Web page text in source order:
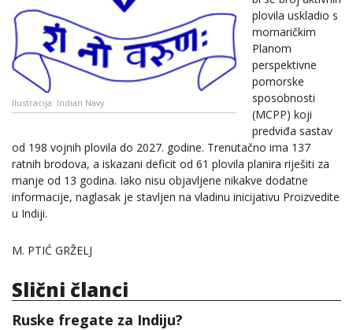
Ilustracija: Indian Navy
plovila uskladio s
mornaričkim
Planom
perspektivne
pomorske
sposobnosti
(MCPP) koji
predviđa sastav
od 198 vojnih plovila do 2027. godine. Trenutačno ima 137
ratnih brodova, a iskazani deficit od 61 plovila planira riješiti za
manje od 13 godina. Iako nisu objavljene nikakve dodatne
informacije, naglasak je stavljen na vladinu inicijativu Proizvedite
u Indiji.
M. PTIĆ GRŽELJ
Slični članci
Ruske fregate za Indiju?